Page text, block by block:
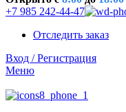
+7 985 242-44-47
Отследить заказ
Вход / Регистрация
Меню